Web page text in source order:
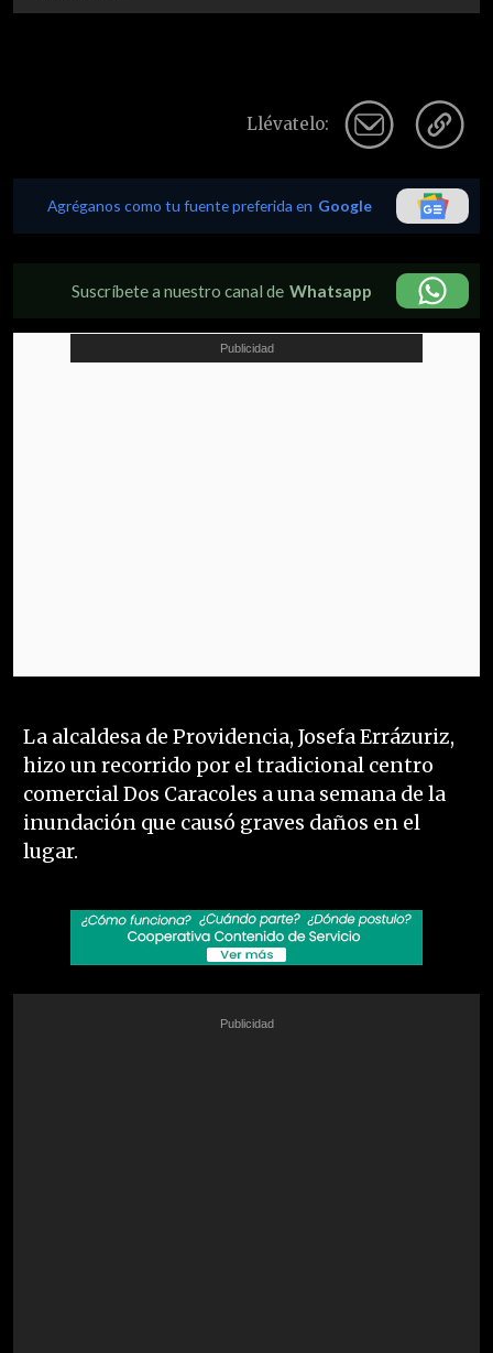
Llévatelo:
Agréganos como tu fuente preferida en Google
Suscríbete a nuestro canal de Whatsapp
La alcaldesa de Providencia, Josefa Errázuriz,
hizo un recorrido por el tradicional centro
comercial Dos Caracoles a una semana de la
inundación que causó graves daños en el
lugar.